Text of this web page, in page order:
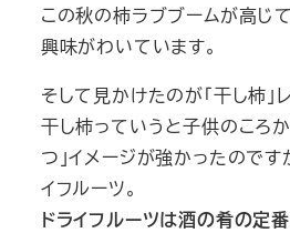
この秋の柿ラブブームが高じ
興味がわいています。
そして見かけたのが「干し柿」レ
干し柿っていうと子供のころ
つ」イメージが強かったのです
イフルーツ。
ドライフルーツは酒の肴の定番